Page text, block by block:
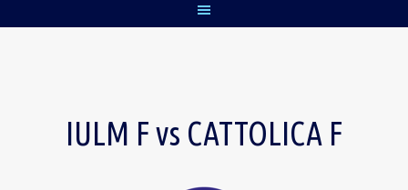
IULM F vs CATTOLICA F